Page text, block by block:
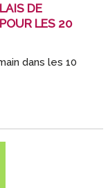
DE
LES 20
dans les 10